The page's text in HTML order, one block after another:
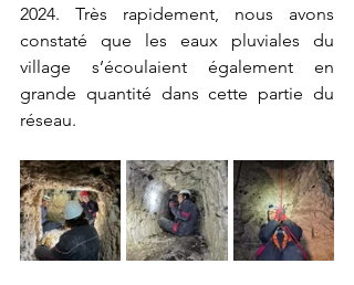
2024. Très rapidement, nous avons
constaté que les eaux pluviales du
village s’écoulaient également en
grande quantité dans cette partie du
réseau.